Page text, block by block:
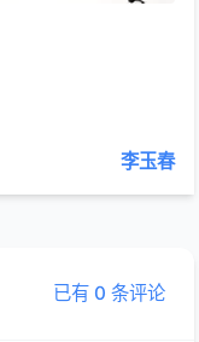
李玉春
已有 0 条评论